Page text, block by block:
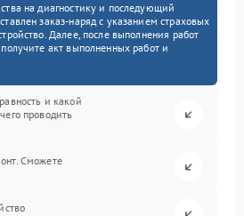
на диагностику и последующий
заказ-наряд с указанием страховых
Далее, после выполнения работ
акт выполненных работ и
и какой
проводить
Сможете